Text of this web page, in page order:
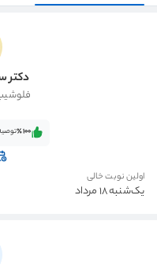
دکتر
٪100‌‌‌
اولین نوبت خالی
یک‌شنبه 18 مرداد